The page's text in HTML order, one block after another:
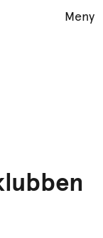
Meny
Formidling